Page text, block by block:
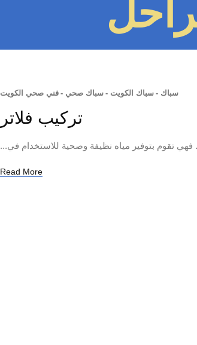
سباك - سباك الكويت - سباك صحي - فني صحي الكويت
تركيب فلاتر
فهي تقوم بتوفير مياه نظيفة وصحية للاستخدام في...
Read More